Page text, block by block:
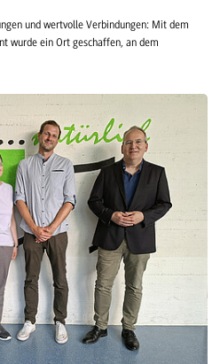
und wertvolle Verbindungen: Mit dem
wurde ein Ort geschaffen, an dem